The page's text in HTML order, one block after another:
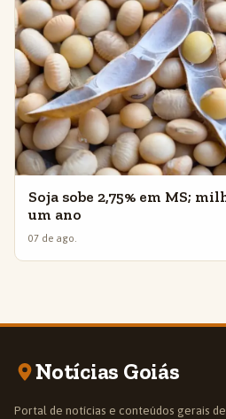
Soja sobe 2,75% em MS;
um ano
07 de ago.
Notícias Goiás
Portal de notícias e conteúdos gerais